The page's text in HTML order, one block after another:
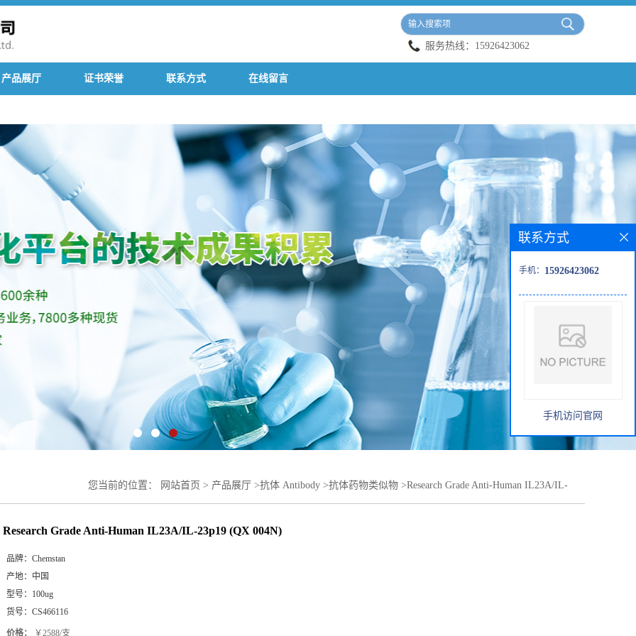
服务热线： 15926423062
产品展厅 证书荣誉 联系方式 在线留言
您当前的位置： 网站首页 > 产品展厅 >抗体 Antibody >抗体药物类似物 >Research Grade Anti-Human IL23A/IL-
Research Grade Anti-Human IL23A/IL-23p19 (QX 004N)
品牌： Chemstan
产地： 中国
型号： 100ug
货号： CS466116
价格： ￥2588/支
联系方式
手机： 15926423062
手机访问官网